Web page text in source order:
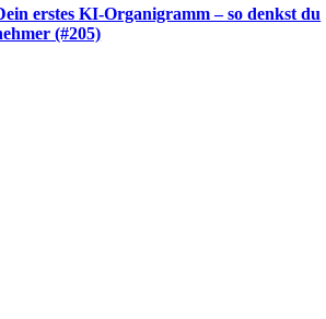
erstes KI-Organigramm – so denkst du
(#205)